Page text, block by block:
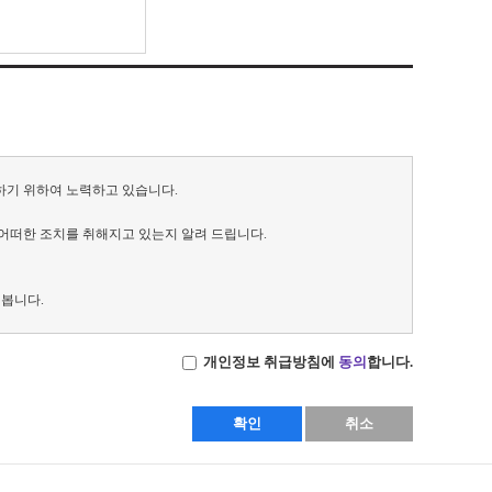
기 위하여 노력하고 있습니다.
떠한 조치를 취해지고 있는지 알려 드립니다.
니다.
개인정보 취급방침에 동의 합니다.
확인 취소